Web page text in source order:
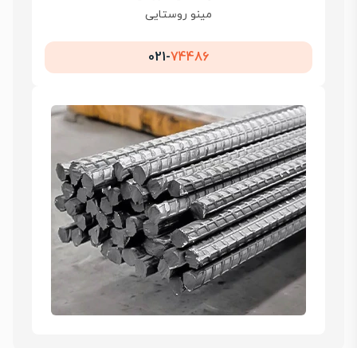
مینو روستایی
021-74486